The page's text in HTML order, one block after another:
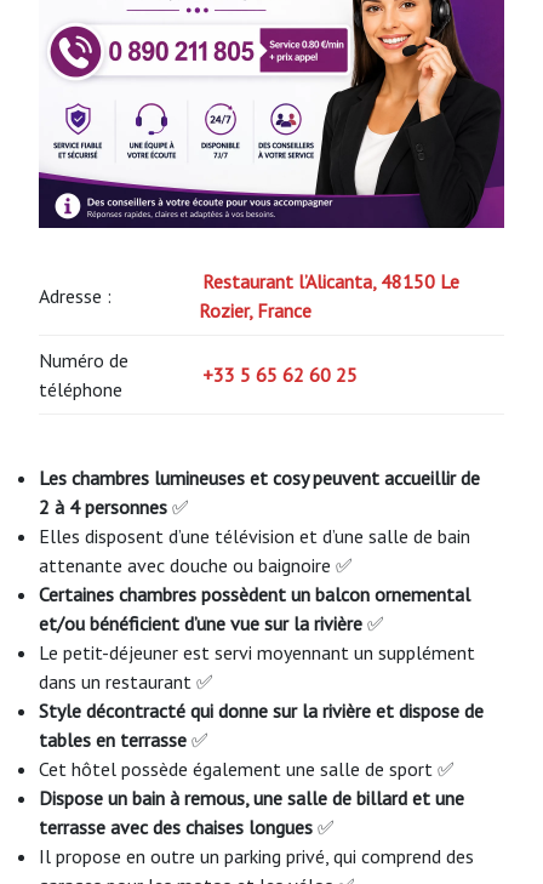
Adresse :
Restaurant l’Alicanta, 48150 Le
Rozier, France
Numéro de
téléphone
+33 5 65 62 60 25
Les chambres lumineuses et cosy peuvent accueillir de
2 à 4 personnes ✅
Elles disposent d’une télévision et d’une salle de bain
attenante avec douche ou baignoire ✅
Certaines chambres possèdent un balcon ornemental
et/ou bénéficient d’une vue sur la rivière ✅
Le petit-déjeuner est servi moyennant un supplément
dans un restaurant ✅
Style décontracté qui donne sur la rivière et dispose de
tables en terrasse ✅
Cet hôtel possède également une salle de sport ✅
Dispose un bain à remous, une salle de billard et une
terrasse avec des chaises longues ✅
Il propose en outre un parking privé, qui comprend des